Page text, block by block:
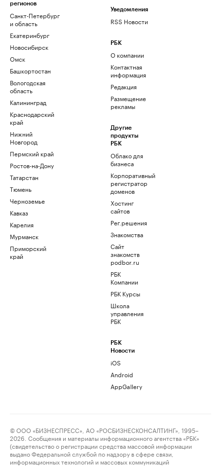
регионов
Санкт-Петербург
и область
Екатеринбург
Новосибирск
Омск
Башкортостан
Вологодская
область
Калининград
Краснодарский
край
Нижний
Новгород
Пермский край
Ростов-на-Дону
Татарстан
Тюмень
Черноземье
Кавказ
Карелия
Мурманск
Приморский
край
Уведомления
RSS Новости
РБК
О компании
Контактная
информация
Редакция
Размещение
рекламы
Другие
продукты
РБК
Облако для
бизнеса
Корпоративный
регистратор
доменов
Хостинг
сайтов
Рег.решения
Знакомства
Сайт
знакомств
podbor.ru
РБК
Компании
РБК Курсы
Школа
управления
РБК
РБК
Новости
iOS
Android
AppGallery
© ООО «БИЗНЕСПРЕСС», АО «РОСБИЗНЕСКОНСАЛТИНГ», 1995–
2026. Сообщения и материалы информационного агентства «РБК»
(свидетельство о регистрации средства массовой информации
выдано Федеральной службой по надзору в сфере связи,
информационных технологий и массовых коммуникаций